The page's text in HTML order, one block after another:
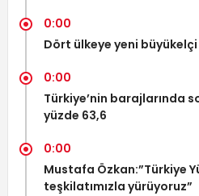
0:00
Dört ülkeye yeni
0:00
Türkiye’nin barajlarında
yüzde 63,6
0:00
Mustafa Özkan:”Türkiye
teşkilatımızla yürüyoruz”